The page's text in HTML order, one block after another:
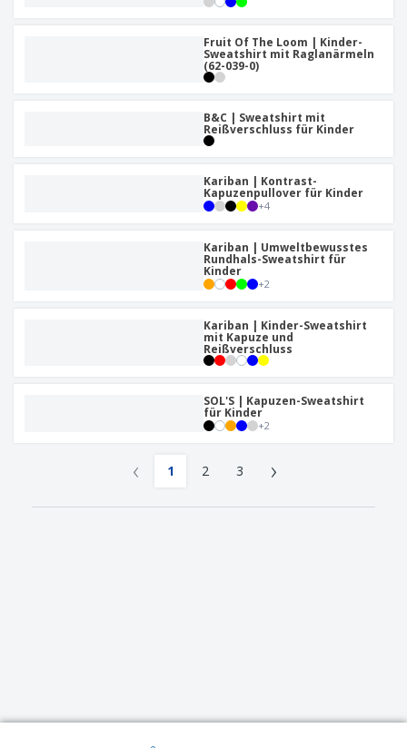
Fruit Of The Loom | Kinder-
Sweatshirt mit Raglanärmeln
(62-039-0)
B&C | Sweatshirt mit
Reißverschluss für Kinder
Kariban | Kontrast-
Kapuzenpullover für Kinder
+4
Kariban | Umweltbewusstes
Rundhals-Sweatshirt für
Kinder
+2
Kariban | Kinder-Sweatshirt
mit Kapuze und
Reißverschluss
SOL'S | Kapuzen-Sweatshirt
für Kinder
+2
‹ 1 2 3 ›